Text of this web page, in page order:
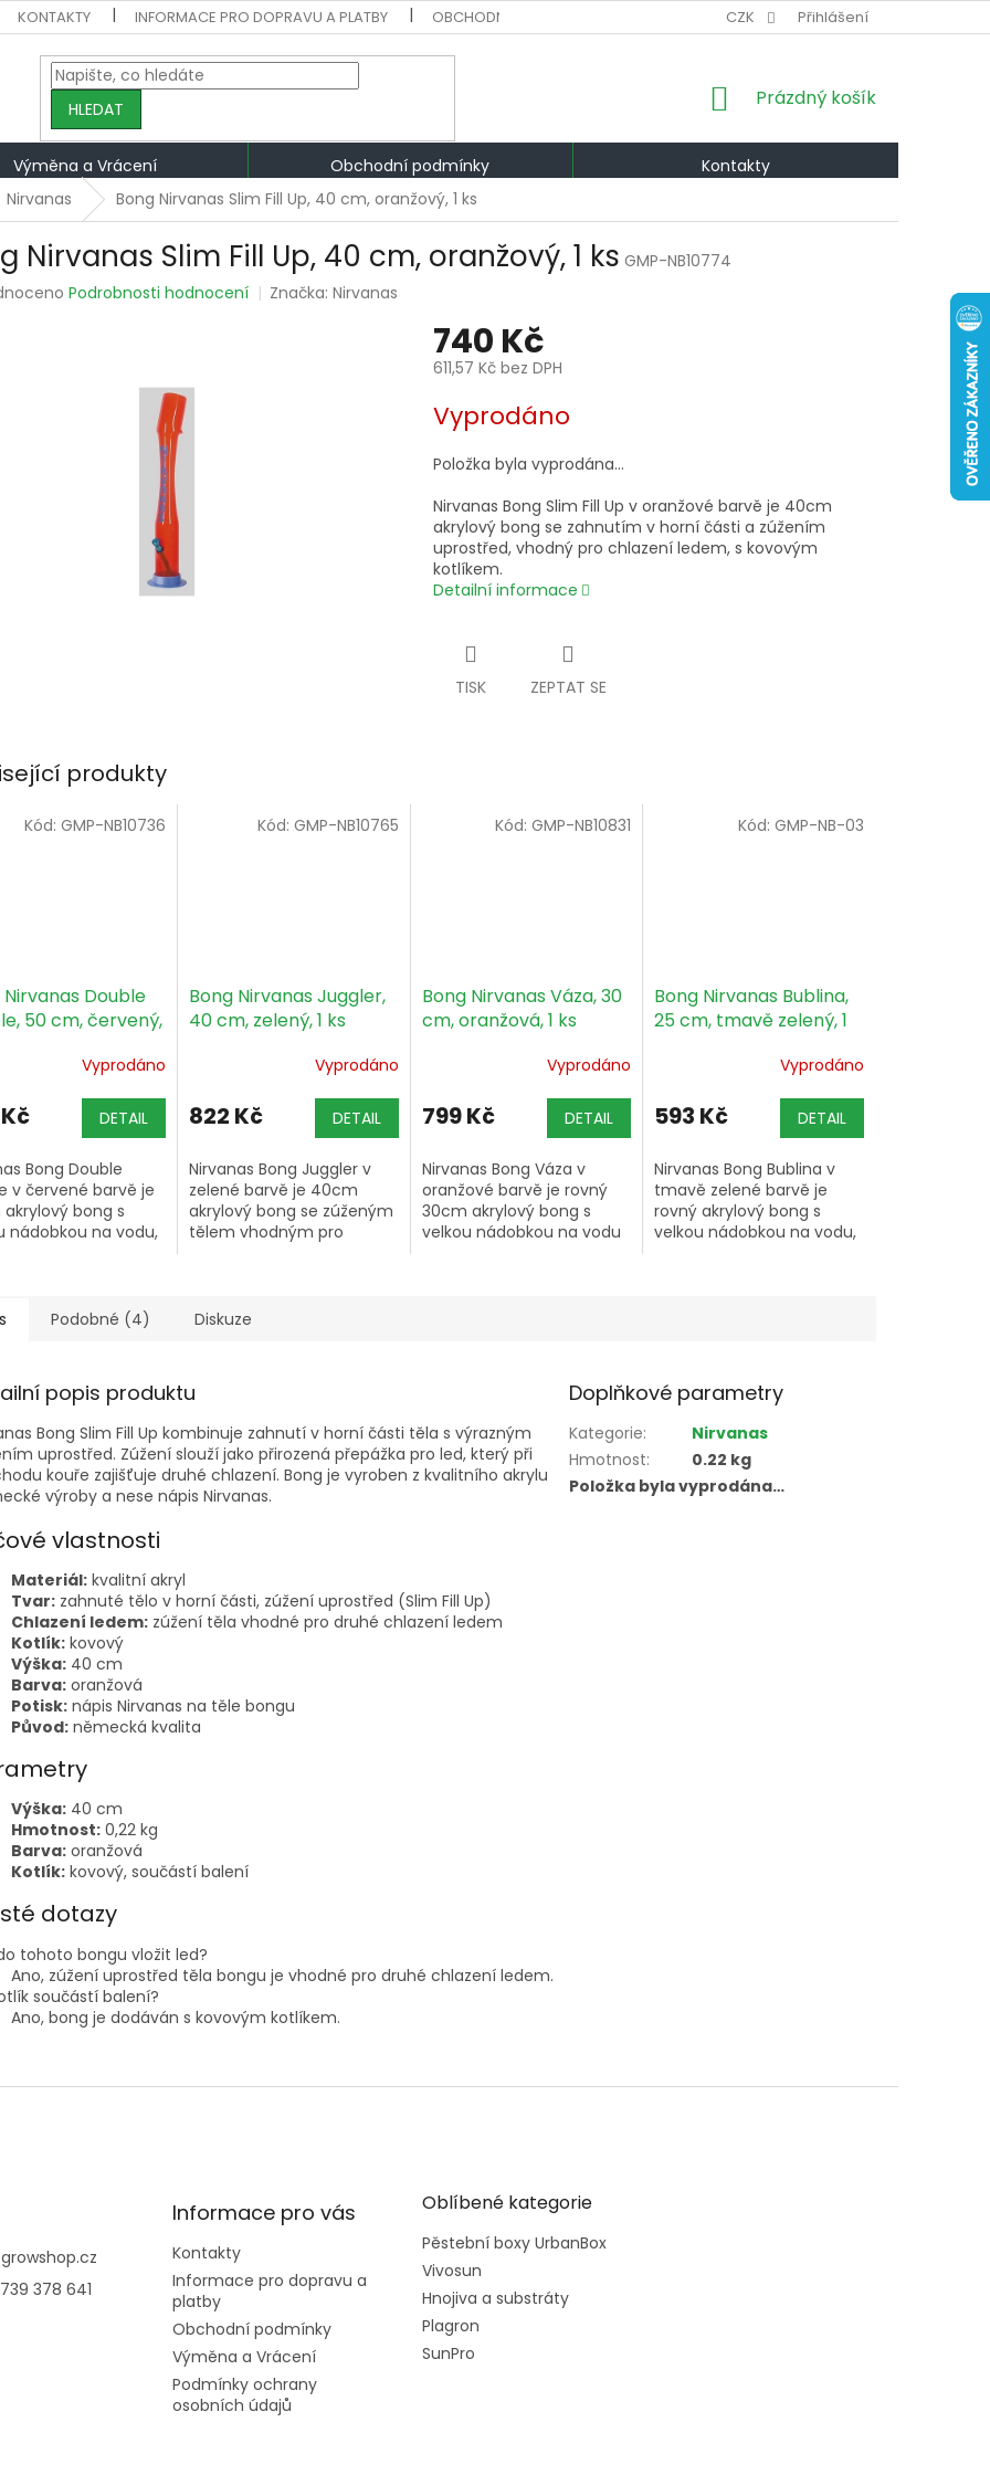
KONTAKTY INFORMACE PRO DOPRAVU A PLATBY OBCHODNÍ PODMÍNKY VÝMĚNA A VRÁCENÍ PODMÍNKY OCHRANY
CZK Přihlášení
HLEDAT
NÁKUPNÍ
Prázdný košík
Výměna a Vrácení Obchodní podmínky
Kontakty
Nirvanas Bong Nirvanas Slim Fill Up, 40 cm, oranžový, 1 ks
Nirvanas Slim Fill Up, 40 cm, oranžový, 1 ks GMP-NB10774
Podrobnosti hodnocení Značka:Nirvanas
740 Kč
611,57 Kč bez DPH
cena:
Vyprodáno
Položka byla vyprodána…
Nirvanas Bong Slim Fill Up v oranžové barvě je 40cm
akrylový bong se zahnutím v horní části a zúžením
uprostřed, vhodný pro chlazení ledem, s kovovým
kotlíkem.
Detailní informace
TISK ZEPTAT SE
produkty
Nirvanas Double
50 cm, červený,
Vyprodáno
DETAIL
Bong Double
v červené barvě je
bong s
nádobkou na vodu,
Kód: GMP-NB10736
Bong Nirvanas Juggler,
40 cm, zelený, 1 ks
Vyprodáno
822 Kč DETAIL
Nirvanas Bong Juggler v
zelené barvě je 40cm
akrylový bong se zúženým
tělem vhodným pro
Kód: GMP-NB10765
Bong Nirvanas Váza, 30
cm, oranžová, 1 ks
Vyprodáno
799 Kč DETAIL
Nirvanas Bong Váza v
oranžové barvě je rovný
30cm akrylový bong s
velkou nádobkou na vodu
Kód:GMP-NB10831
Bong Nirvanas Bublina,
25 cm, tmavě zelený, 1
Vyprodáno
593 Kč DETAIL
Nirvanas Bong Bublina v
tmavě zelené barvě je
rovný akrylový bong s
velkou nádobkou na vodu,
Kód: GMP-NB-03
Podobné (4) Diskuze
popis produktu
Bong Slim Fill Up kombinuje zahnutí v horní části těla s výrazným
uprostřed. Zúžení slouží jako přirozená přepážka pro led, který při
kouře zajišťuje druhé chlazení. Bong je vyroben z kvalitního akrylu
výroby a nese nápis Nirvanas.
vlastnosti
Materiál: kvalitní akryl
Tvar: zahnuté tělo v horní části, zúžení uprostřed (Slim Fill Up)
Chlazení ledem: zúžení těla vhodné pro druhé chlazení ledem
Kotlík: kovový
Výška: 40 cm
Barva: oranžová
Potisk: nápis Nirvanas na těle bongu
Původ: německá kvalita
Výška: 40 cm
Hmotnost: 0,22 kg
Barva: oranžová
Kotlík: kovový, součástí balení
dotazy
tohoto bongu vložit led?
Ano, zúžení uprostřed těla bongu je vhodné pro druhé chlazení ledem.
součástí balení?
Ano, bong je dodáván s kovovým kotlíkem.
Doplňkové parametry
Kategorie:
Nirvanas
Hmotnost:
0.22 kg
Položka byla vyprodána…
growshop.cz
378 641
Informace pro vás
Kontakty
Informace pro dopravu a
platby
Obchodní podmínky
Výměna a Vrácení
Podmínky ochrany
osobních údajů
Oblíbené kategorie
Pěstební boxy UrbanBox
Vivosun
Hnojiva a substráty
Plagron
SunPro